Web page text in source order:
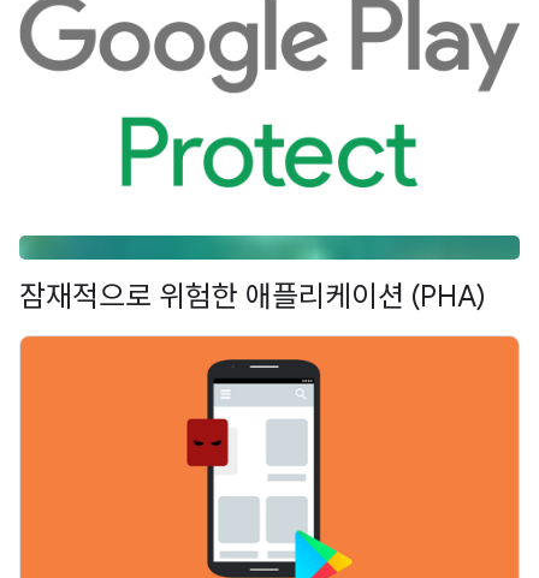
잠재적으로 위험한 애플리케이션 (PHA)